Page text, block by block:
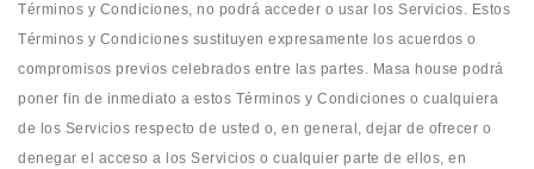
Términos y Condiciones, no podrá acceder o usar los Servicios. Estos
Términos y Condiciones sustituyen expresamente los acuerdos o
compromisos previos celebrados entre las partes. Masa house podrá
poner fin de inmediato a estos Términos y Condiciones o cualquiera
de los Servicios respecto de usted o, en general, dejar de ofrecer o
denegar el acceso a los Servicios o cualquier parte de ellos, en